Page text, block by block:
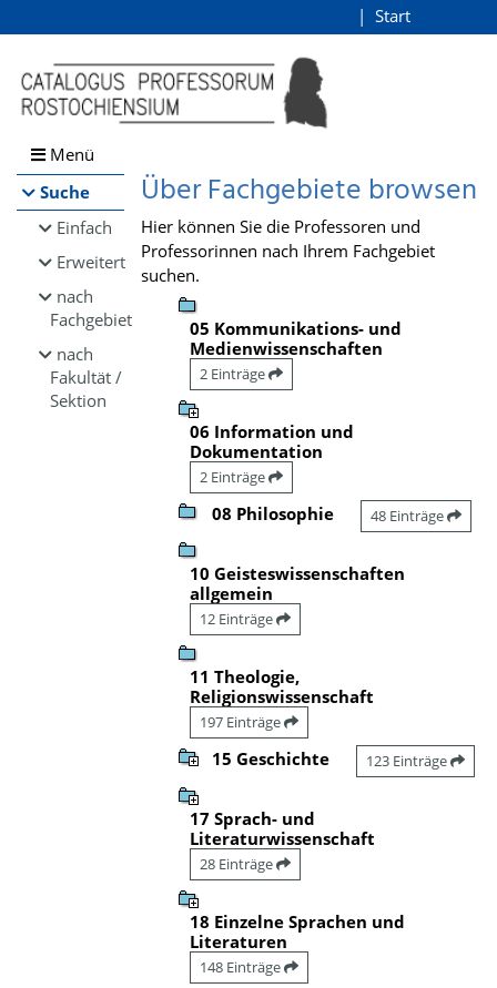
Browsen
direkt zum Inhalt
Start
Menü
Suche
Einfach
Erweitert
nach
Fachgebiet
nach
Fakultät /
Sektion
Über Fachgebiete browsen
Hier können Sie die Professoren und
Professorinnen nach Ihrem Fachgebiet
suchen.
05 Kommunikations- und
Medienwissenschaften
2 Einträge
06 Information und
Dokumentation
2 Einträge
08 Philosophie 48 Einträge
10 Geisteswissenschaften
allgemein
12 Einträge
11 Theologie,
Religionswissenschaft
197 Einträge
15 Geschichte 123 Einträge
17 Sprach- und
Literaturwissenschaft
28 Einträge
18 Einzelne Sprachen und
Literaturen
148 Einträge